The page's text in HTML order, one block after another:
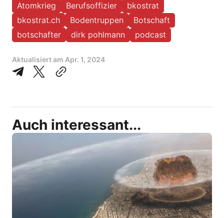
Atomkrieg Berufsoffizier
bkostrat
bkostrat.ch
Bodentruppen
Botschaft
botschafter
dirk pohlmann podcast
Aktualisiert am Apr. 1, 2024
Auch interessant...